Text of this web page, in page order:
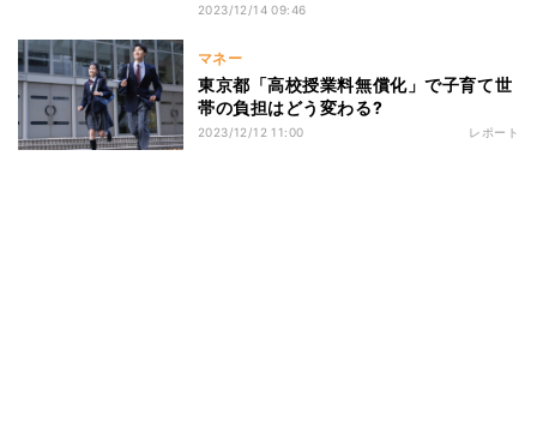
2023/12/14 09:46
マネー
東京都「高校授業料無償化」で子育て世
帯の負担はどう変わる?
2023/12/12 11:00 レポート